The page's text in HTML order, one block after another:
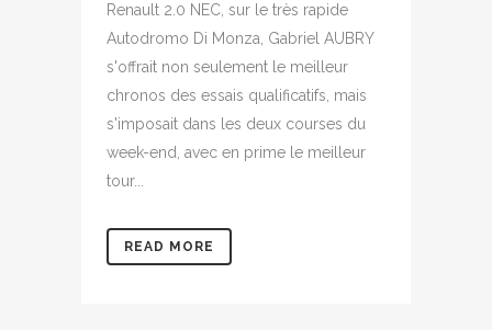
Renault 2.0 NEC, sur le très rapide
Autodromo Di Monza, Gabriel AUBRY
s'offrait non seulement le meilleur
chronos des essais qualificatifs, mais
s'imposait dans les deux courses du
week-end, avec en prime le meilleur
tour...
READ MORE